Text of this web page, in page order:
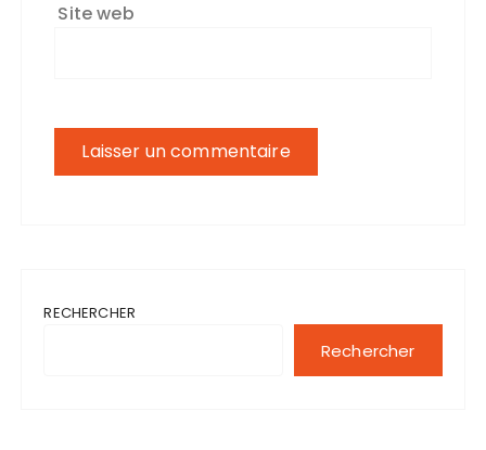
Site web
RECHERCHER
Rechercher